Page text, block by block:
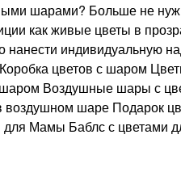
шарами? Больше не
как живые цветы в
индивидуальную
цветов с шаром
Воздушные шары с
воздушном шаре Подарок
для Мамы Баблс с цветами